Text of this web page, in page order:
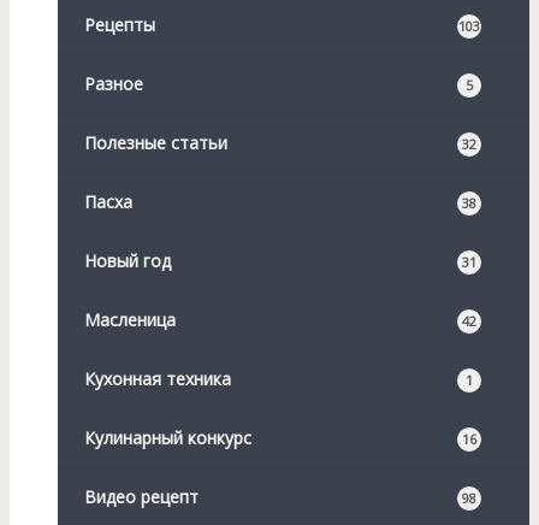
Рецепты 103
Разное 5
Полезные статьи 32
Пасха 38
Новый год 31
Масленица 42
Кухонная техника 1
Кулинарный конкурс 16
Видео рецепт 98